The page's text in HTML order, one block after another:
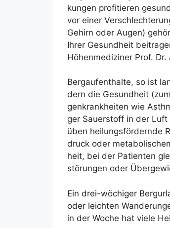
kun­gen pro­fi­tie­ren
vor einer
Gehirn oder Augen)
Ihrer Gesund­heit
Höhen­me­di­zi­ner Prof. Dr.
Berg­a­uf­ent­hal­te, so ist
dern die Gesund­heit
gen­krank­hei­ten wie
ger Sau­er­stoff in der
üben hei­lungs­för­dern­de
druck oder
heit, bei der Pati­en­ten
stö­run­gen oder
Ein drei-wöchi­ger
oder leich­ten
in der Woche hat vie­le